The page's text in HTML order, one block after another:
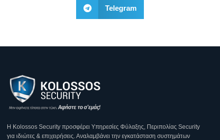
Telegram
Η Κοlossos Security προσφέρει Υπηρεσίες Φύλαξης, Περιπολίας Security
για ιδιώτες & επιχειρήσεις. Αναλαμβάνει την εγκατάσταση συστημάτων